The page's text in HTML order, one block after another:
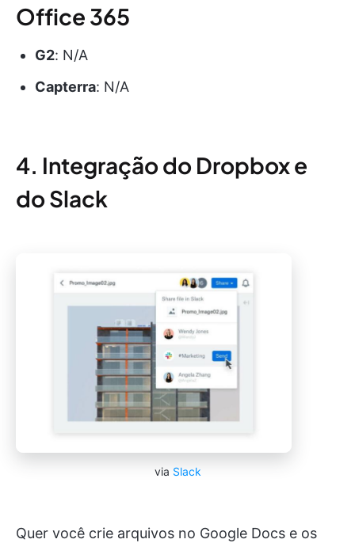
Office 365
G2: N/A
Capterra: N/A
4. Integração do Dropbox e
do Slack
via Slack
Quer você crie arquivos no Google Docs e os